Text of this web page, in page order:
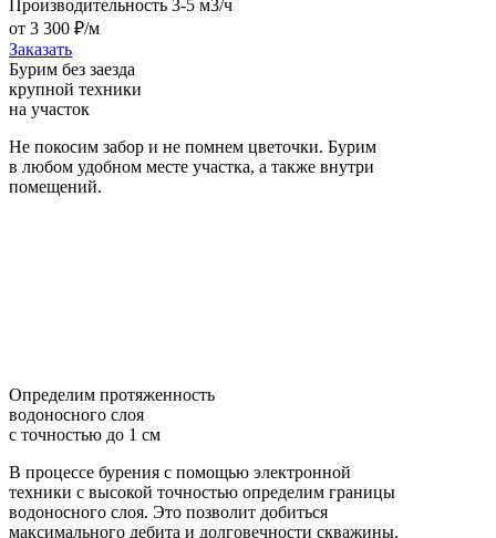
Производительность 3-5 м3/ч
от 3 300 ₽/м
Заказать
Бурим без заезда
крупной техники
на участок
Не покосим забор и не помнем цветочки. Бурим
в любом удобном месте участка, а также внутри
помещений.
Определим протяженность
водоносного слоя
с точностью до 1 см
В процессе бурения с помощью электронной
техники с высокой точностью определим границы
водоносного слоя. Это позволит добиться
максимального дебита и долговечности скважины.